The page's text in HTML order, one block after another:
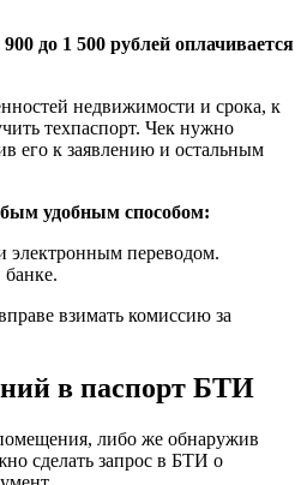
до 1 500 рублей оплачивается
недвижимости и срока, к
техпаспорт. Чек нужно
его к заявлению и остальным
удобным способом:
электронным переводом.
взимать комиссию за
в паспорт БТИ
либо же обнаружив
сделать запрос в БТИ о